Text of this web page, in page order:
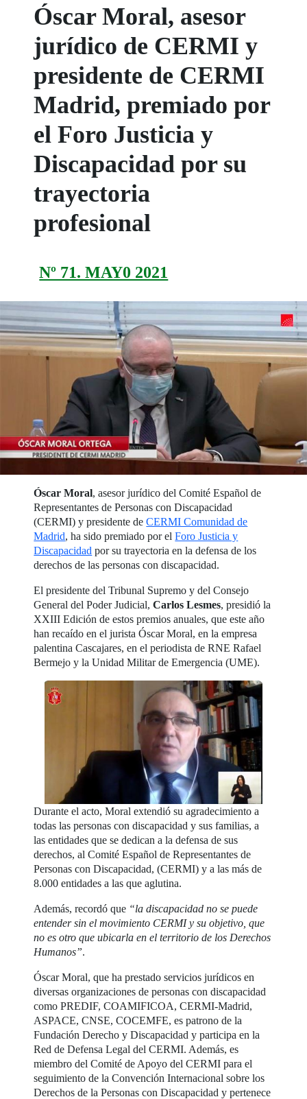
Óscar Moral, asesor
jurídico de CERMI y
presidente de CERMI
Madrid, premiado por
el Foro Justicia y
Discapacidad por su
trayectoria
profesional
Nº 71. MAY0 2021
Óscar Moral, asesor jurídico del Comité Español de
Representantes de Personas con Discapacidad
(CERMI) y presidente deCERMI Comunidad de
Madrid, ha sido premiado por elForo Justicia y
Discapacidad por su trayectoria en la defensa de los
derechos de las personas con discapacidad.
El presidente del Tribunal Supremo y del Consejo
General del Poder Judicial,Carlos Lesmes, presidió la
XXIII Edición de estos premios anuales, que este año
han recaído en el jurista Óscar Moral, en la empresa
palentina Cascajares, en el periodista de RNE Rafael
Bermejo y la Unidad Militar de Emergencia (UME).
Durante el acto, Moral extendió su agradecimiento a
todas las personas con discapacidad y sus familias, a
las entidades que se dedican a la defensa de sus
derechos, al Comité Español de Representantes de
Personas con Discapacidad, (CERMI) y a las más de
8.000 entidades a las que aglutina.
Además, recordó que “la discapacidad no se puede
entender sin el movimiento CERMI y su objetivo, que
no es otro que ubicarla en el territorio de los Derechos
Humanos”.
Óscar Moral, que ha prestado servicios jurídicos en
diversas organizaciones de personas con discapacidad
como PREDIF, COAMIFICOA, CERMI-Madrid,
ASPACE, CNSE, COCEMFE, es patrono de la
Fundación Derecho y Discapacidad y participa en la
Red de Defensa Legal del CERMI. Además, es
miembro del Comité de Apoyo del CERMI para el
seguimiento de la Convención Internacional sobre los
Derechos de la Personas con Discapacidad y pertenece